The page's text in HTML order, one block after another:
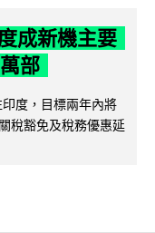
成新機主要
部
度，目標兩年內將
稅豁免及稅務優惠延